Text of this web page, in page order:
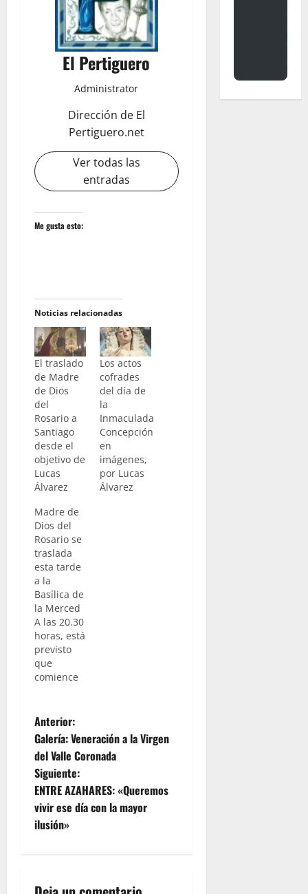
El Pertiguero
Administrator
Dirección de El
Pertiguero.net
Ver todas las
entradas
Me gusta esto:
Noticias relacionadas
El traslado
de Madre
de Dios
del
Rosario a
Santiago
desde el
objetivo de
Lucas
Álvarez
Los actos
cofrades
del día de
la
Inmaculada
Concepción
en
imágenes,
por Lucas
Álvarez
Madre de
Dios del
Rosario se
traslada
esta tarde
a la
Basílica de
la Merced
A las 20.30
horas, está
previsto
que
comience
la Basílica
de la
Merced,
de Madre
de Dios
del
Rosario,
patrona de
capataces
la
N
a
v
e
Anterior:
Galería: Veneración a la Virgen
del Valle Coronada
Siguiente:
ENTRE AZAHARES: «Queremos
vivir ese día con la mayor
ilusión»